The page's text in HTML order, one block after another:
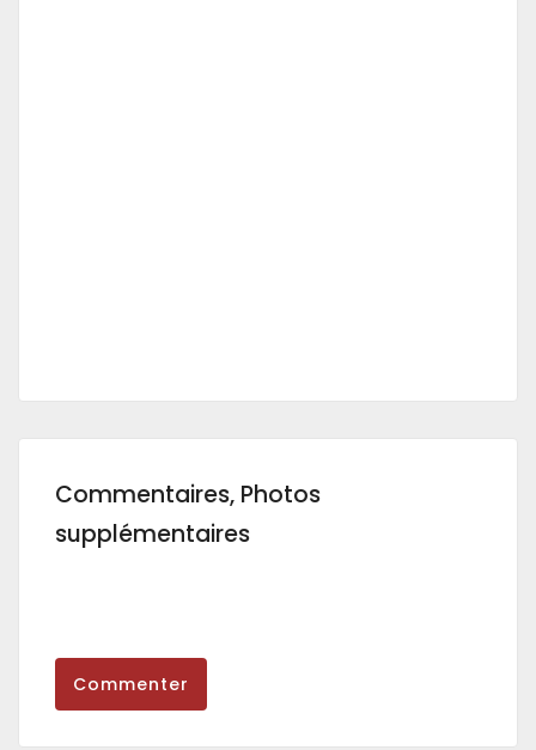
Commentaires, Photos
supplémentaires
Commenter